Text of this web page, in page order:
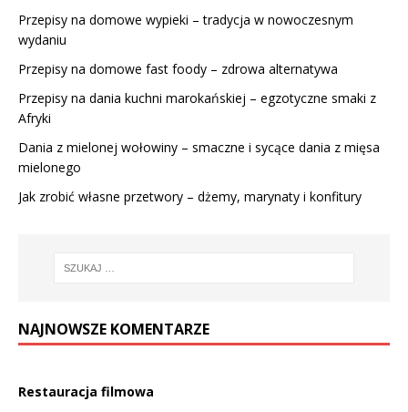
Przepisy na domowe wypieki – tradycja w nowoczesnym
wydaniu
Przepisy na domowe fast foody – zdrowa alternatywa
Przepisy na dania kuchni marokańskiej – egzotyczne smaki z
Afryki
Dania z mielonej wołowiny – smaczne i sycące dania z mięsa
mielonego
Jak zrobić własne przetwory – dżemy, marynaty i konfitury
NAJNOWSZE KOMENTARZE
Restauracja filmowa